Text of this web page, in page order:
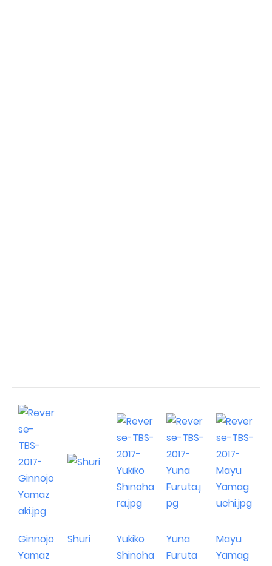
Ginnojo
Yamaz
Shuri
Yukiko
Shinoha
Yuna
Furuta
Mayu
Yamag